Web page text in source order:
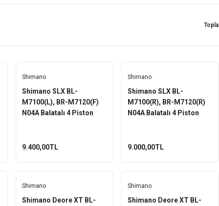
Shimano
Shimano SLX BL-
M7100(L), BR-M7120(F)
N04A Balatalı 4 Piston
9.400,00TL
Shimano
Shimano SLX BL-
M7100(R), BR-M7120(R)
N04A Balatalı 4 Piston
9.000,00TL
Shimano
Shimano Deore XT BL-
Shimano
Shimano Deore XT BL-